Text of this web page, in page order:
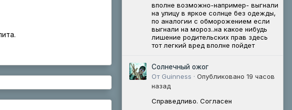
вполне возможно-например- выгнали
на улицу в яркое солнце без одежды,
по аналогии с обморожением если
выгнали на мороз..на какое нибудь
лишение родительских прав здесь
тот легкий вред вполне пойдет
Солнечный ожог
От Guinness · Опубликовано 19 часов
назад
Справедливо. Согласен